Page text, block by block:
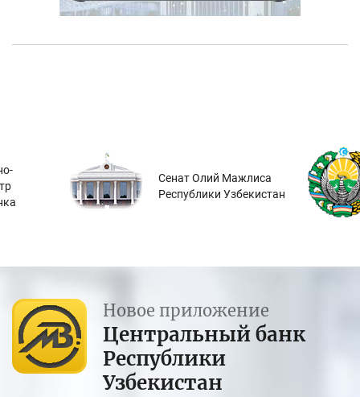
Сенат Олий Мажлиса
Республики Узбекистан
Новое приложение
Центральный банк
Республики
Узбекистан